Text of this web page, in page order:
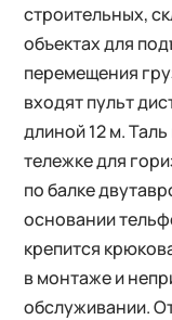
строительных,
объектах для
перемещения
входят пульт
длиной 12 м.
тележке для
по балке
основании
крепится
в монтаже и
обслуживании.